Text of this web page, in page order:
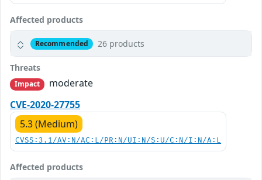
Affected products
Recommended 26 products
Threats
Impact
moderate
CVE-2020-27755
5.3 (Medium)
CVSS:3.1/AV:N/AC:L/PR:N/UI:N/S:U/C:N/I:N/A:L
Affected products